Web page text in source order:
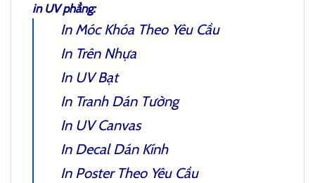
in UV phẳng:
In Móc Khóa Theo Yêu Cầu
In Trên Nhựa
In UV Bạt
In Tranh Dán Tường
In UV Canvas
In Decal Dán Kính
In PosterTheo Yêu Cầu